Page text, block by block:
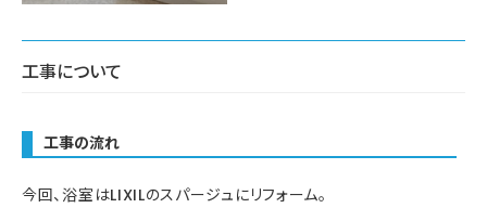
工事について
工事の流れ
今回、浴室はLIXILのスパージュにリフォーム。